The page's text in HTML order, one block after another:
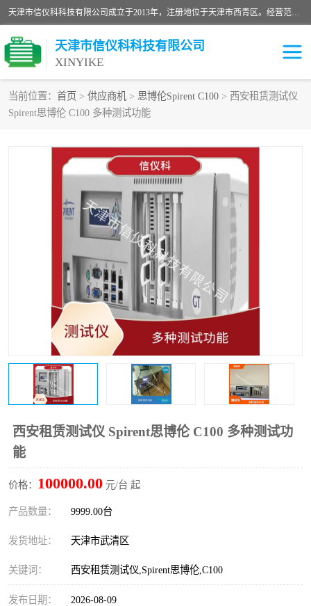
天津市信仪科科技有限公司成立于2013年，注册地位于天津市西青区。经营范围包括计算机软件、电子产品、仪器技术开发、技术转让、技术咨询、技术服务、网络工程、电子监控工程安装等；主要产品有：网络流量测试仪、Ixia XM2、XM12、XGS2、XGS12、400T、1600T、X16网络协议分析仪，Agilent N2X 等等各种型号，欢迎来电咨询。
天津市信仪科科技有限公司
XINYIKE
当前位置： 首页 > 供应商机 > 思博伦Spirent C100 > 西安租赁测试仪
Spirent思博伦 C100 多种测试功能
西安租赁测试仪 Spirent思博伦 C100 多种测试功
能
价格： 100000.00 元/台 起
产品数量： 9999.00台
发货地址： 天津市武清区
关键词： 西安租赁测试仪,Spirent思博伦,C100
发布日期： 2026-08-09
思博伦Spirent C50
思博伦Spirent C100 思博伦Spirent N4U
思博伦Spirent N11U 思博伦Spirent SPT-2U
思博伦600B 思博伦SPT-2000A-HS
思博伦Spirent SPT-3U 思博伦TestCenter
发包仪IXIA XGS2 思博伦Spirent SPT-9000A